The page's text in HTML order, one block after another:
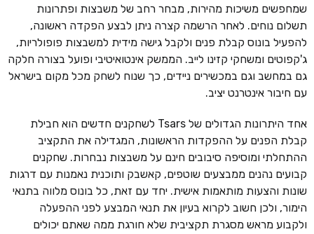
שמחפשים משיכות מהירות, מבחר רחב של משבצות ופתרונות
תשלום נוחים. לאחר הרשמה קצרה ניתן לבצע הפקדה ראשונה,
להפעיל בונוס קבלת פנים ולקבל גישה מידית למשבצות פופולריות,
ג'קפוטים ומשחקי קזינו לייב. הממשק אינטואיטיבי ופועל בצורה חלקה
גם במחשב וגם במכשירים ניידים, כך שנוח לשחק מכל מקום בישראל
עם חיבור אינטרנט יציב.
אחד היתרונות הגדולים של Tsars לשחקנים חדשים הוא חבילת
קבלת הפנים על ההפקדות הראשונות, המגדילה את התקציב
ההתחלתי ומוסיפה סיבובים חינם על משבצות נבחרות. שחקנים
קבועים נהנים ממבצעים שוטפים, קאשבק ותוכנית נאמנות עם דרגות
שונות והצעות מותאמות אישית. יחד עם זאת, כל בונוס מלווה בתנאי
הימור, ולכן חשוב לקרוא בעיון את תנאי המבצע לפני ההפעלה
ולקבוע מראש מסגרת תקציבית שלא חורגת ממה שאתם יכולים